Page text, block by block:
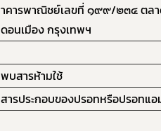
าคารพาณิชย์เลขที่ ๑๙๙/๒๓๔ ตลา
ดอนเมือง กรุงเทพฯ
พบสารห้ามใช้
สารประกอบของปรอทหรือปรอทแอ